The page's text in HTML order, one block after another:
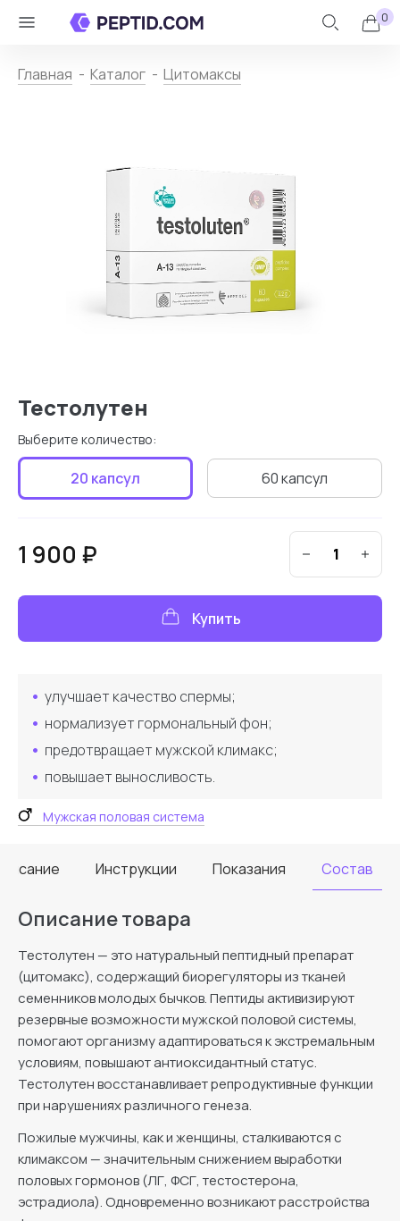
0
Главная Каталог Цитомаксы
Мужская половая система
Тестолутен
улучшает качество спермы;
нормализует гормональный фон;
предотвращает мужской климакс;
повышает выносливость.
Выберите количество:
20 капсул 60 капсул
1 900 ₽
Купить
Инструкции Показания Состав
Описание товара
Тестолутен — это натуральный пептидный препарат
(цитомакс), содержащий биорегуляторы из тканей
семенников молодых бычков. Пептиды активизируют
резервные возможности мужской половой системы,
помогают организму адаптироваться к экстремальным
условиям, повышают антиоксидантный статус.
Тестолутен восстанавливает репродуктивные функции
при нарушениях различного генеза.
Пожилые мужчины, как и женщины, сталкиваются с
климаксом — значительным снижением выработки
половых гормонов (ЛГ, ФСГ, тестостерона,
эстрадиола). Одновременно возникают расстройства
ЛичныйНазад